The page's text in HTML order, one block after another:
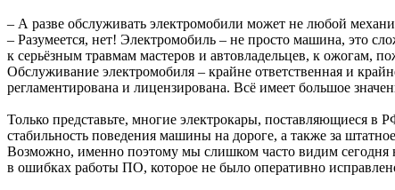
– А разве обслуживать электромобили может не любой
– Разумеется, нет! Электромобиль – не просто машина, это
к серьёзным травмам мастеров и автовладельцев, к ожогам,
Обслуживание электромобиля – крайне ответственная и
регламентирована и лицензирована. Всё имеет большое
Только представьте, многие электрокары, поставляющиеся в
стабильность поведения машины на дороге, а также за
Возможно, именно поэтому мы слишком часто видим сегодня
в ошибках работы ПО, которое не было оперативно